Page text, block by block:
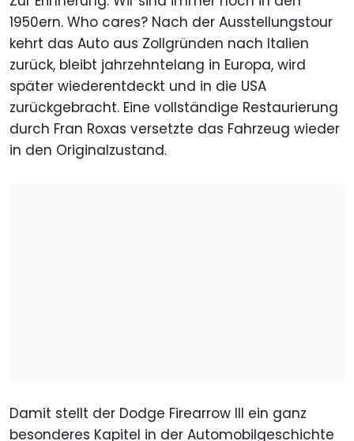
1950ern. Who cares? Nach der Ausstellungstour
kehrt das Auto aus Zollgründen nach Italien
zurück, bleibt jahrzehntelang in Europa, wird
später wiederentdeckt und in die USA
zurückgebracht. Eine vollständige Restaurierung
durch Fran Roxas versetzte das Fahrzeug wieder
in den Originalzustand.
Damit stellt der Dodge Firearrow III ein ganz
besonderes Kapitel in der Automobilgeschichte